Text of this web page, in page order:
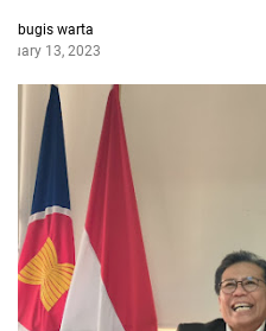
bugis warta
13, 2023